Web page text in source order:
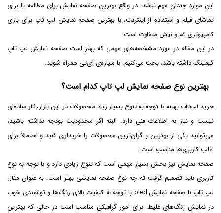
این موارد چندان مهم نباشد. در واقع بهترین صفحه نمایش برای مطالعه یا برای
تماشای فیلم و استفاده از اینترنت، با بهترین صفحه نمایش لپ تاپ برای بازی
کامپیوتری کم و بیش متفاوت است.
در این مقاله در مورد مشخصه‌های مهمی که بهتر است صفحه نمایش لپ تاپ
گیمینگ داشته باشد، بحث می‌کنیم. با سیاره‌ی آی‌تی همراه شوید.
بهترین نوع صفحه نمایش لپ تاپ کدام است؟
خرید لپ‌تاپ بهینه با توجه به تنوع بسیار زیاد محصولات در این بازار، کار ساده‌ای
نیست و نیاز به اطلاعات فنی دارد. البته اگر محدودیت بودجه نداشته باشید،
می‌توانید یکی از بهترین و گران‌ترین محصولات را خریداری کنید و احتمالاً برای
اغلب کاربری‌ها مناسب است.
صفحه نمایش نیز بخش بسیار مهمی است که تنوع زیادی دارد و با توجه به نوع
کاربری باید تصمیم گرفت که چه نوع صفحه نمایشی بهتر است. به عنوان مثال
لپ تاپ با صفحه نمایش oled با توجه به کیفیت بالای رنگ‌ها و توانمندی خوب
در نمایش رنگ‌های غلیط، برای امور گرافیکی مناسب است در حالی که بهترین